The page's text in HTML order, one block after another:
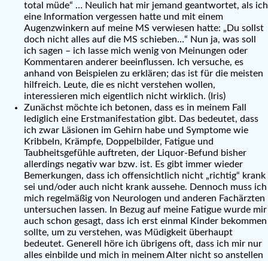
total müde“ … Neulich hat mir jemand geantwortet, als ich
eine Information vergessen hatte und mit einem
Augenzwinkern auf meine MS verwiesen hatte: „Du sollst
doch nicht alles auf die MS schieben…“ Nun ja, was soll
ich sagen – ich lasse mich wenig von Meinungen oder
Kommentaren anderer beeinflussen. Ich versuche, es
anhand von Beispielen zu erklären; das ist für die meisten
hilfreich. Leute, die es nicht verstehen wollen,
interessieren mich eigentlich nicht wirklich. (Iris)
Zunächst möchte ich betonen, dass es in meinem Fall
lediglich eine Erstmanifestation gibt. Das bedeutet, dass
ich zwar Läsionen im Gehirn habe und Symptome wie
Kribbeln, Krämpfe, Doppelbilder, Fatigue und
Taubheitsgefühle auftreten, der Liquor-Befund bisher
allerdings negativ war bzw. ist. Es gibt immer wieder
Bemerkungen, dass ich offensichtlich nicht „richtig“ krank
sei und/oder auch nicht krank aussehe. Dennoch muss ich
mich regelmäßig von Neurologen und anderen Fachärzten
untersuchen lassen. In Bezug auf meine Fatigue wurde mir
auch schon gesagt, dass ich erst einmal Kinder bekommen
sollte, um zu verstehen, was Müdigkeit überhaupt
bedeutet. Generell höre ich übrigens oft, dass ich mir nur
alles einbilde und mich in meinem Alter nicht so anstellen